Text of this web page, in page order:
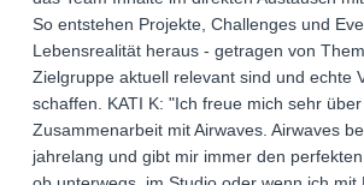
So entstehen Projekte, Challenges und
Lebensrealität heraus - getragen von
Zielgruppe aktuell relevant sind und echte
schaffen. KATI K: "Ich freue mich sehr
Zusammenarbeit mit Airwaves. Airwaves
jahrelang und gibt mir immer den